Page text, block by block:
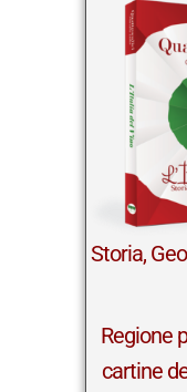
Storia,
Regione
cartine